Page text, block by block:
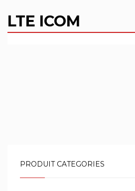
LTE ICOM
PRODUIT CATEGORIES